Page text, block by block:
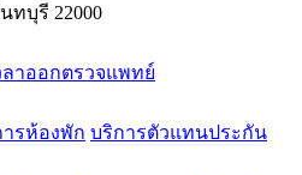
ทบุรี 22000
ลาออกตรวจแพทย์
รห้องพัก บริการตัวแทนประกัน